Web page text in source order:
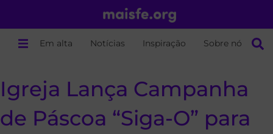
Em alta Notícias Inspiração Sobre nós
Igreja Lança Campanha
de Páscoa “Siga-O” para